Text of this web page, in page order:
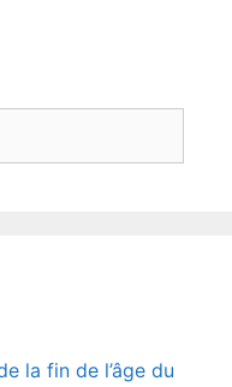
la fin de l’âge du